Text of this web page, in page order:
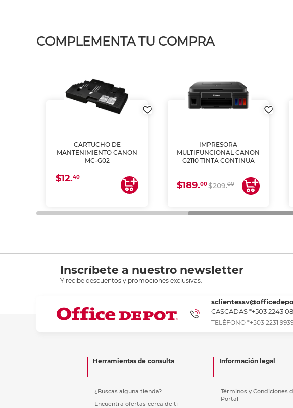
COMPLEMENTA TU COMPRA
CARTUCHO DE
MANTENIMIENTO CANON
MC-G02
$12.40
IMPRESORA
MULTIFUNCIONAL CANON
G2110 TINTA CONTINUA
$189.00$209.00
Inscríbete a nuestro newsletter
Y recibe descuentos y promociones exclusivas.
CASCADAS *+503 2243
TELÉFONO *+503 2231
Herramientas de consulta
¿Buscas alguna tienda?
Encuentra ofertas cerca de ti
Información legal
Términos y Condiciones
Portal